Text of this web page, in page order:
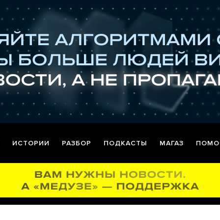
ИСТОРИИ РАЗБОР ПОДКАСТЫ МАГАЗ